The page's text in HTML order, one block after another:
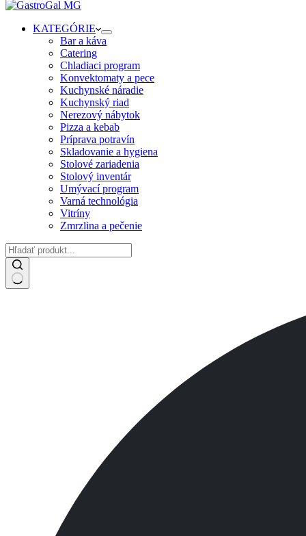
KATEGÓRIE
Bar a káva
Catering
Chladiaci program
Konvektomaty a pece
Kuchynské náradie
Kuchynský riad
Nerezový nábytok
Pizza a kebab
Príprava potravín
Skladovanie a hygiena
Stolové zariadenia
Stolový inventár
Umývací program
Varná technológia
Vitríny
Zmrzlina a pečenie